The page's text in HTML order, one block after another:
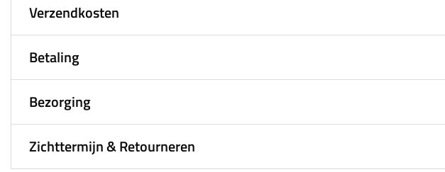
Verzendkosten
Betaling
Bezorging
Zichttermijn & Retourneren